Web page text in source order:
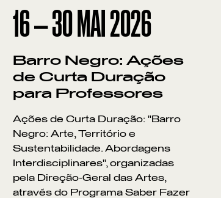
16—30 MAI 2026
Barro Negro: Ações
de Curta Duração
para Professores
Ações de Curta Duração: "Barro
Negro: Arte, Território e
Sustentabilidade. Abordagens
Interdisciplinares", organizadas
pela Direção-Geral das Artes,
através do Programa Saber Fazer